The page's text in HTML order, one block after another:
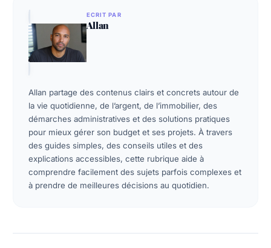
ECRIT PAR
Allan
Allan partage des contenus clairs et concrets autour de
la vie quotidienne, de l’argent, de l’immobilier, des
démarches administratives et des solutions pratiques
pour mieux gérer son budget et ses projets. À travers
des guides simples, des conseils utiles et des
explications accessibles, cette rubrique aide à
comprendre facilement des sujets parfois complexes et
à prendre de meilleures décisions au quotidien.